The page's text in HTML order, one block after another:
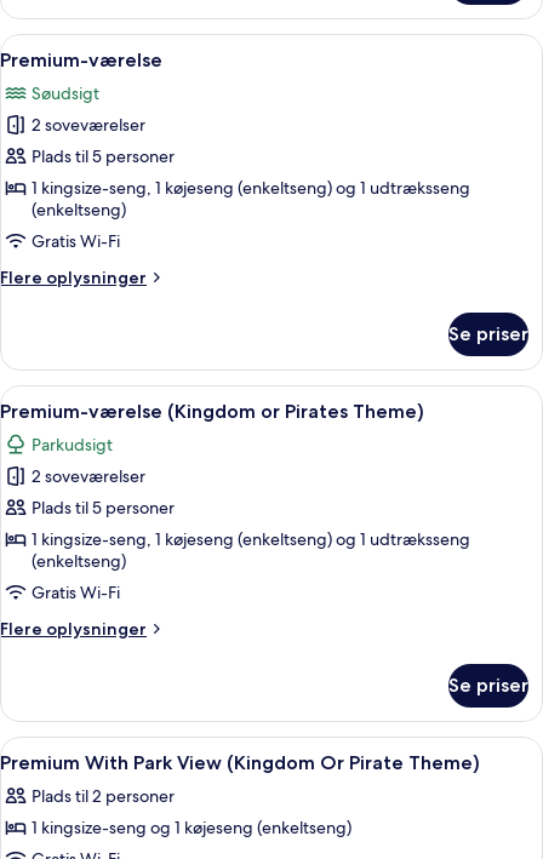
værelse
(Kingdom
or
Theme)
Indlæs
alle
billeder
af
Premium-
værelse
Et værelse med en seng, der har et
29
Premium-værelse
Søudsigt
2 soveværelser
Plads til 5 personer
1 kingsize-seng, 1 køjeseng (enkeltseng) og 1 udtræksseng
(enkeltseng)
Gratis Wi-Fi
Flere oplysninger
Flere
værelse
Se priser
Indlæs
alle
billeder
af
Premium-
værelse
(Kingdom
or
Pirates
Et værelse med en seng, der har et
29
Premium-værelse (Kingdom or Pirates Theme)
Parkudsigt
2 soveværelser
Plads til 5 personer
1 kingsize-seng, 1 køjeseng (enkeltseng) og 1 udtræksseng
(enkeltseng)
Gratis Wi-Fi
Flere oplysninger
Flere
værelse
(Kingdom
or
Theme)
Se priser
Indlæs
alle
billeder
af
2 soveværelser, pengeskab på
18
Premium With Park View (Kingdom Or Pirate Theme)
Plads til 2 personer
1 kingsize-seng og 1 køjeseng (enkeltseng)